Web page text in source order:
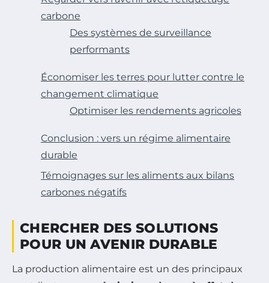
carbone
Des systèmes de surveillance
performants
Économiser les terres pour lutter contre le
changement climatique
Optimiser les rendements agricoles
Conclusion : vers un régime alimentaire
durable
Témoignages sur les aliments aux bilans
carbones négatifs
CHERCHER DES SOLUTIONS
POUR UN AVENIR DURABLE
La production alimentaire est un des principaux